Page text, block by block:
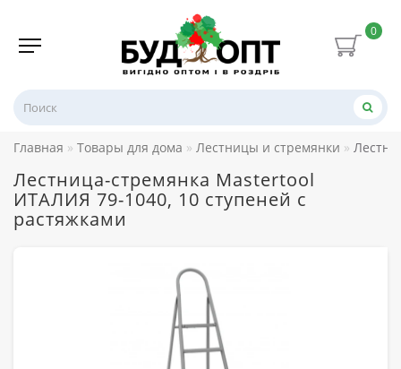
0
Главная Товары для дома Лестницы и стремянки
Лестница-стремянка Mastertool
ИТАЛИЯ 79-1040, 10 ступеней с
растяжками